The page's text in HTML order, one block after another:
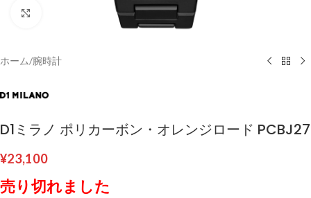
ホーム/腕時計
D1ミラノ ポリカーボン・オレンジロード PCBJ27
¥23,100
売り切れました